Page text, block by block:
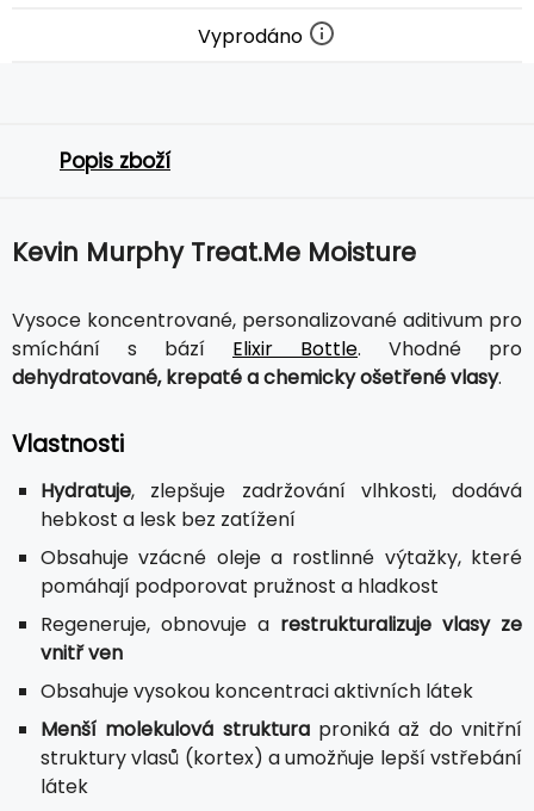
Vyprodáno
Popis zboží
Kevin Murphy Treat.Me Moisture
Vysoce koncentrované, personalizované aditivum pro
smíchání s bází Elixir Bottle. Vhodné pro
dehydratované, krepaté a chemicky ošetřené vlasy.
Vlastnosti
Hydratuje, zlepšuje zadržování vlhkosti, dodává
hebkost a lesk bez zatížení
Obsahuje vzácné oleje a rostlinné výtažky, které
pomáhají podporovat pružnost a hladkost
Regeneruje, obnovuje a restrukturalizuje vlasy ze
vnitř ven
Obsahuje vysokou koncentraci aktivních látek
Menší molekulová strukturaproniká až do vnitřní
struktury vlasů (kortex) a umožňuje lepší vstřebání
látek